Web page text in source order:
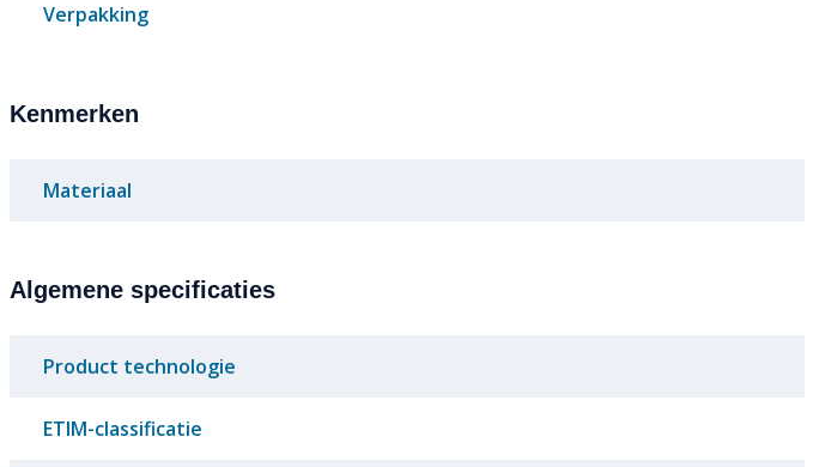
Verpakking
Kenmerken
Materiaal
Algemene specificaties
Product technologie
ETIM-classificatie